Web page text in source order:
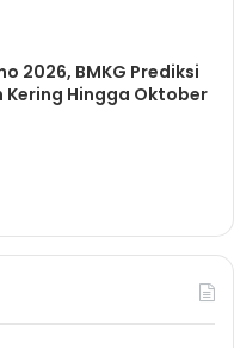
2026, BMKG Prediksi
Kering Hingga Oktober